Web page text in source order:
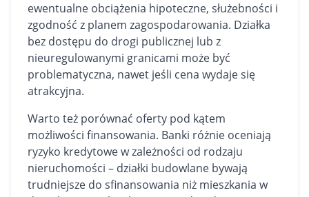
ewentualne obciążenia hipoteczne, służebności i
zgodność z planem zagospodarowania. Działka
bez dostępu do drogi publicznej lub z
nieuregulowanymi granicami może być
problematyczna, nawet jeśli cena wydaje się
atrakcyjna.
Warto też porównać oferty pod kątem
możliwości finansowania. Banki różnie oceniają
ryzyko kredytowe w zależności od rodzaju
nieruchomości – działki budowlane bywają
trudniejsze do sfinansowania niż mieszkania w